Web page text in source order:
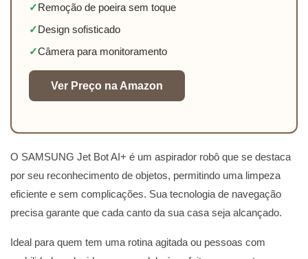
✓Remoção de poeira sem toque
✓Design sofisticado
✓Câmera para monitoramento
Ver Preço na Amazon
O SAMSUNG Jet Bot AI+ é um aspirador robô que se destaca
por seu reconhecimento de objetos, permitindo uma limpeza
eficiente e sem complicações. Sua tecnologia de navegação
precisa garante que cada canto da sua casa seja alcançado.
Ideal para quem tem uma rotina agitada ou pessoas com